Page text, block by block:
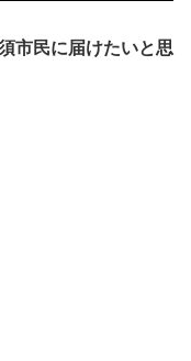
市民に届けたいと思